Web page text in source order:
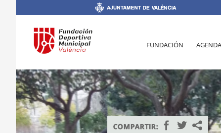
FUNDACIÓN AGENDA